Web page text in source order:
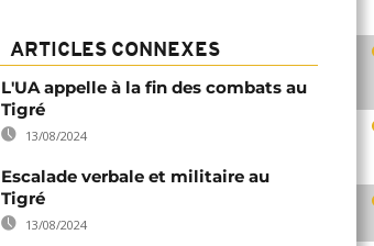
ARTICLES CONNEXES
L'UA appelle à la fin des combats au
Tigré
13/08/2024
Escalade verbale et militaire au
Tigré
13/08/2024